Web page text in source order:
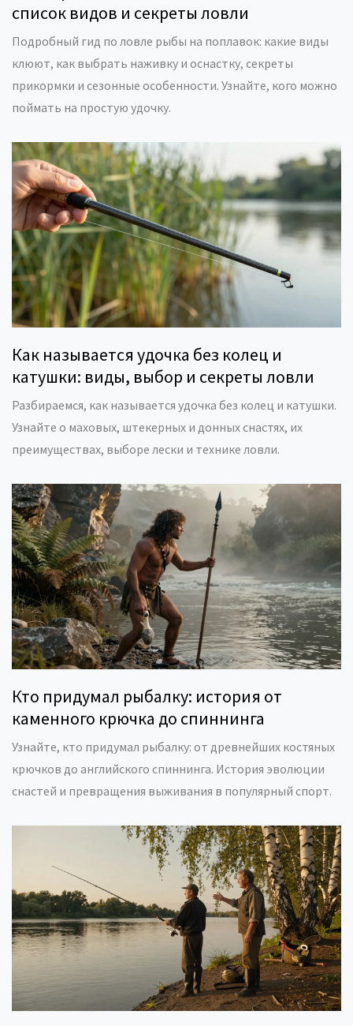
список видов и секреты ловли
Подробный гид по ловле рыбы на поплавок: какие виды
клюют, как выбрать наживку и оснастку, секреты
прикормки и сезонные особенности. Узнайте, кого можно
поймать на простую удочку.
Как называется удочка без колец и
катушки: виды, выбор и секреты ловли
Разбираемся, как называется удочка без колец и катушки.
Узнайте о маховых, штекерных и донных снастях, их
преимуществах, выборе лески и технике ловли.
Кто придумал рыбалку: история от
каменного крючка до спиннинга
Узнайте, кто придумал рыбалку: от древнейших костяных
крючков до английского спиннинга. История эволюции
снастей и превращения выживания в популярный спорт.